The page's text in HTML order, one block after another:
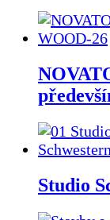
Studio